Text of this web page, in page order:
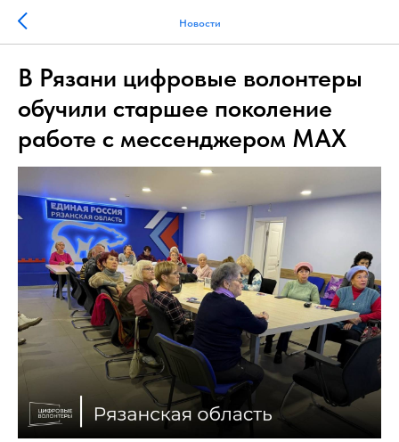
Новости
В Рязани цифровые волонтеры
обучили старшее поколение
работе с мессенджером MAX